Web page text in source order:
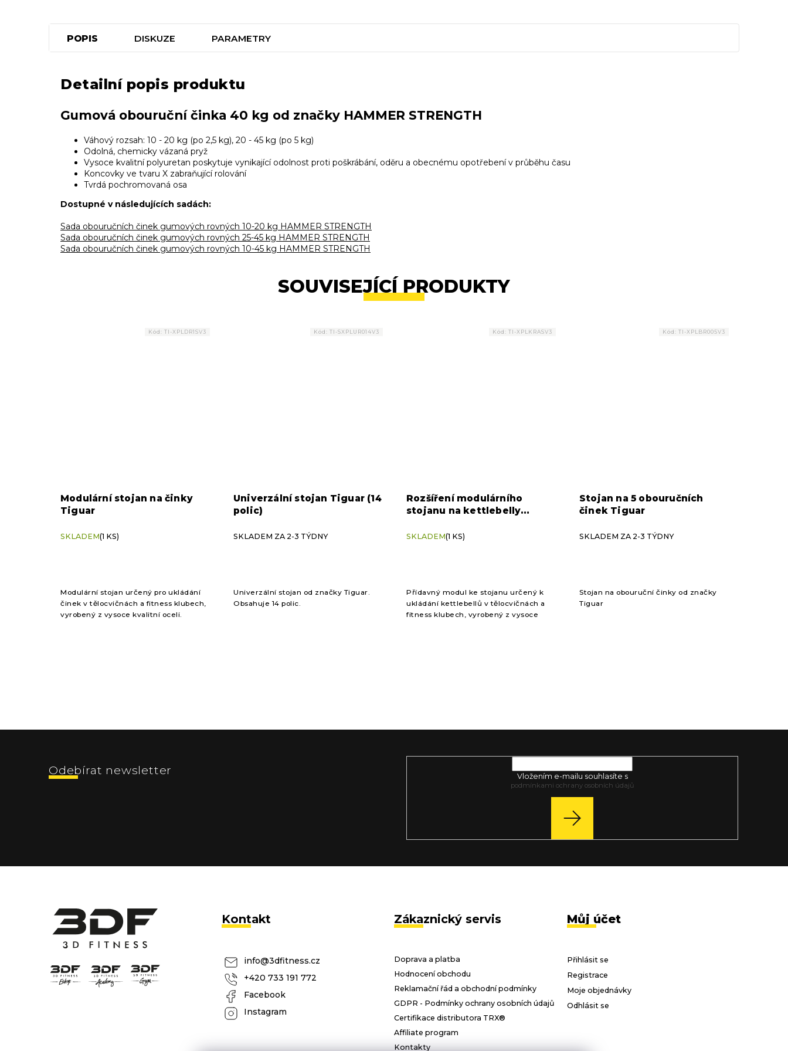
POPIS DISKUZE PARAMETRY
Detailní popis produktu
Gumová obouruční činka 40 kg od značky HAMMER STRENGTH
Váhový rozsah: 10 - 20 kg (po 2,5 kg), 20 - 45 kg (po 5 kg)
Odolná, chemicky vázaná pryž
Vysoce kvalitní polyuretan poskytuje vynikající odolnost proti poškrábání, oděru a obecnému opotřebení v průběhu času
Koncovky ve tvaru X zabraňující rolování
Tvrdá pochromovaná osa
Dostupné v následujících sadách:
Sada obouručních činek gumových rovných 10-20 kg HAMMER STRENGTH
Sada obouručních činek gumových rovných 25-45 kg HAMMER STRENGTH
Sada obouručních činek gumových rovných 10-45 kg HAMMER STRENGTH
SOUVISEJÍCÍ PRODUKTY
Modulární stojan na činky
Tiguar
SKLADEM(1 KS)
Modulární stojan určený pro ukládání
činek v tělocvičnách a fitness klubech,
vyrobený z vysoce kvalitní oceli.
Kód: TI-XPLDR1SV3
Univerzální stojan Tiguar (14
polic)
SKLADEM ZA 2-3 TÝDNY
Univerzální stojan od značky Tiguar.
Obsahuje 14 polic.
Kód: TI-SXPLUR014V3
Rozšíření modulárního
stojanu na kettlebelly
SKLADEM(1 KS)
Přídavný modul ke stojanu určený k
ukládání kettlebellů v tělocvičnách a
fitness klubech, vyrobený z vysoce
Kód: TI-XPLKRASV3
Stojan na 5 obouručních
činek Tiguar
SKLADEM ZA 2-3 TÝDNY
Stojan na obouruční činky od značky
Tiguar
Kód: TI-XPLBR005V3
t
Odebírat newsletter Vložením e-mailu souhlasíte s
podmínkami ochrany osobních údajů
PŘIHLÁSIT
SE
Kontakt
info@3dfitness.cz
+420 733 191 772
Facebook
Instagram
Zákaznický servis
Doprava a platba
Hodnocení obchodu
Reklamační řád a obchodní podmínky
GDPR - Podmínky ochrany osobních údajů
Certifikace distributora TRX®
Affiliate program
Kontakty
Můj účet
Přihlásit se
Registrace
Moje objednávky
Odhlásit se